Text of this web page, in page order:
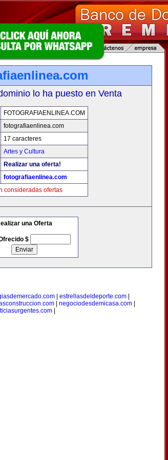
lo ha puesto en Venta
FOTOGRAFIAENLINEA.COM
fotografiaenlinea.com
17 caracteres
Artes y Cultura
Realizar una oferta!
fotografiaenlinea.com
consideradas ofertas
una Oferta
$
| estrellasdeldeporte.com|
negociodesdemicasa.com